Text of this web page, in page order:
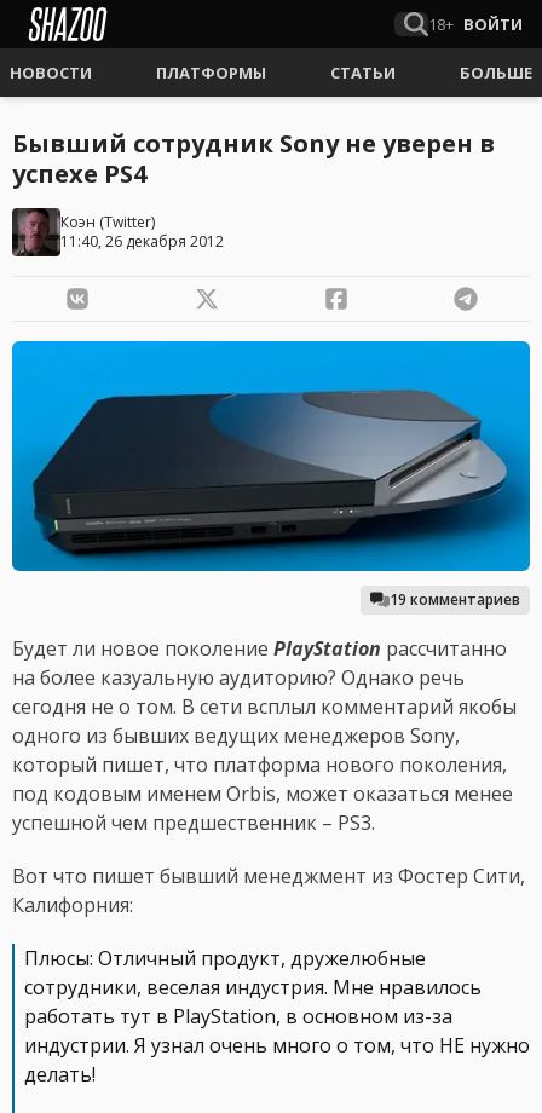
18+ ВОЙТИ
НОВОСТИ ПЛАТФОРМЫ СТАТЬИ БОЛЬШЕ
Бывший сотрудник Sony не уверен в
успехе PS4
Коэн (Twitter)
11:40, 26 декабря 2012
19 комментариев
Будет ли новое поколение PlayStation рассчитанно
на более казуальную аудиторию? Однако речь
сегодня не о том. В сети всплыл комментарий якобы
одного из бывших ведущих менеджеров Sony,
который пишет, что платформа нового поколения,
под кодовым именем Orbis, может оказаться менее
успешной чем предшественник – PS3.
Вот что пишет бывший менеджмент из Фостер Сити,
Калифорния:
Плюсы: Отличный продукт, дружелюбные
сотрудники, веселая индустрия. Мне нравилось
работать тут в PlayStation, в основном из-за
индустрии. Я узнал очень много о том, что НЕ нужно
делать!